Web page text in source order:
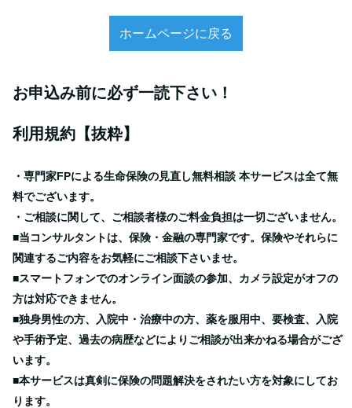
ホームページに戻る
お申込み前に必ず一読下さい！
利用規約【抜粋】
・専門家FPによる生命保険の見直し無料相談 本サービスは全て無
料でございます。
・ご相談に関して、ご相談者様のご料金負担は一切ございません。
■当コンサルタントは、保険・金融の専門家です。保険やそれらに
関連するご内容をお気軽にご相談下さいませ。
■スマートフォンでのオンライン面談の参加、カメラ設定がオフの
方は対応できません。
■独身男性の方、入院中・治療中の方、薬を服用中、要検査、入院
や手術予定、過去の病歴などによりご相談が出来かねる場合がござ
います。
■本サービスは真剣に保険の問題解決をされたい方を対象にしてお
ります。